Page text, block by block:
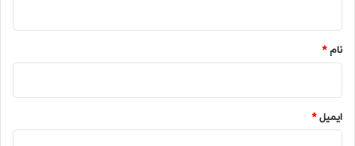
نام*
ایمیل*